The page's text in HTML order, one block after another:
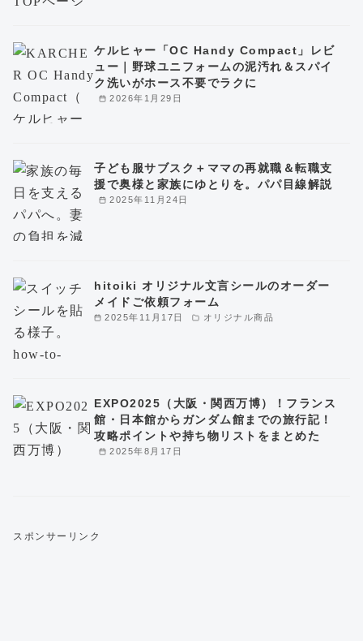
2026年1月29日
ケルヒャー「OC Handy Compact」レビ
ュー｜野球ユニフォームの泥汚れ＆スパイ
ク洗いがホース不要でラクに
2025年11月24日
子ども服サブスク＋ママの再就職＆転職支
援で奥様と家族にゆとりを。パパ目線解説
2025年11月17日 オリジナル商品
hitoiki オリジナル文言シールのオーダー
メイドご依頼フォーム
2025年8月17日
EXPO2025（大阪・関西万博）！フランス
館・日本館からガンダム館までの旅行記！
攻略ポイントや持ち物リストをまとめた
スポンサーリンク